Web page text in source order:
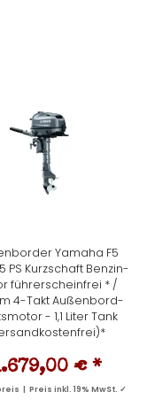
Yamaha F5
PS Kurzschaft Benzin-
führerscheinfrei * /
4-Takt Außenbord-
- 1,1 Liter Tank
€ *
| Preis inkl. 19% MwSt. ✓